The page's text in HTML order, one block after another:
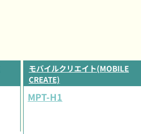
モバイルクリエイト(MOBILE
CREATE)
MPT-H1